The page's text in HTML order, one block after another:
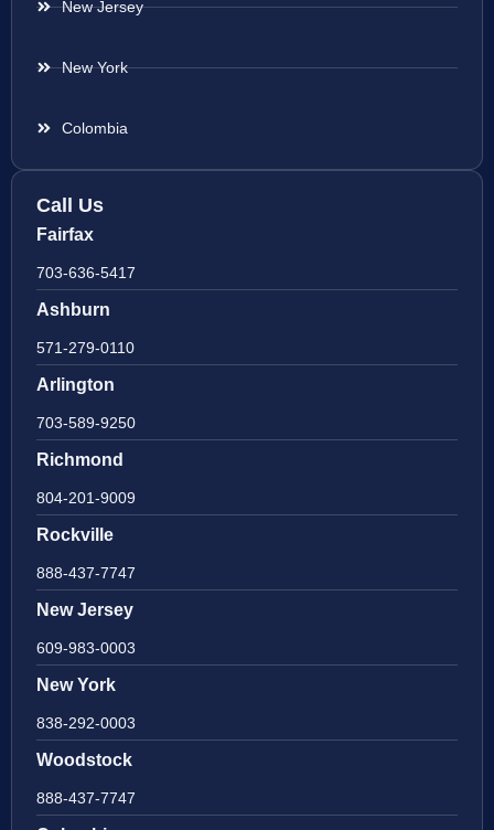
New Jersey
New York
Colombia
Call Us
Fairfax
703-636-5417
Ashburn
571-279-0110
Arlington
703-589-9250
Richmond
804-201-9009
Rockville
888-437-7747
New Jersey
609-983-0003
New York
838-292-0003
Woodstock
888-437-7747